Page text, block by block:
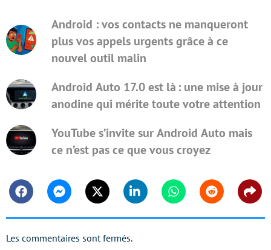
Android : vos contacts ne manqueront
plus vos appels urgents grâce à ce
nouvel outil malin
Android Auto 17.0 est là : une mise à jour
anodine qui mérite toute votre attention
YouTube s’invite sur Android Auto mais
ce n’est pas ce que vous croyez
FacebookMessengerTwitter Linkedin WhatsappReddit
Les commentaires sont fermés.